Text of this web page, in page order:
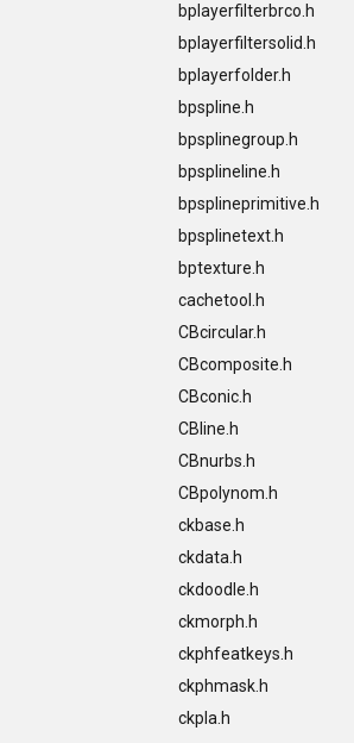
bplayerfilterbrco.h
bplayerfiltersolid.h
bplayerfolder.h
bpspline.h
bpsplinegroup.h
bpsplineline.h
bpsplineprimitive.h
bpsplinetext.h
bptexture.h
cachetool.h
CBcircular.h
CBcomposite.h
CBconic.h
CBline.h
CBnurbs.h
CBpolynom.h
ckbase.h
ckdata.h
ckdoodle.h
ckmorph.h
ckphfeatkeys.h
ckphmask.h
ckpla.h